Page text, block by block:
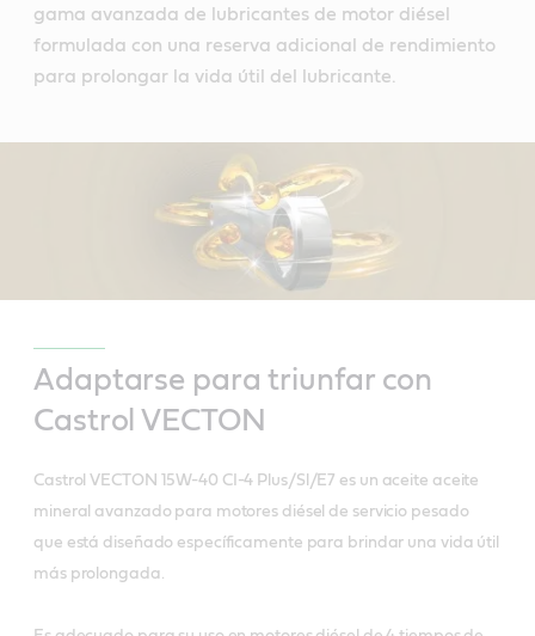
gama avanzada de lubricantes de motor diésel
formulada con una reserva adicional de rendimiento
para prolongar la vida útil del lubricante.
Adaptarse para triunfar con
Castrol VECTON
Castrol VECTON 15W-40 CI-4 Plus/Sl/E7 es un aceite aceite
mineral avanzado para motores diésel de servicio pesado
que está diseñado específicamente para brindar una vida útil
más prolongada.